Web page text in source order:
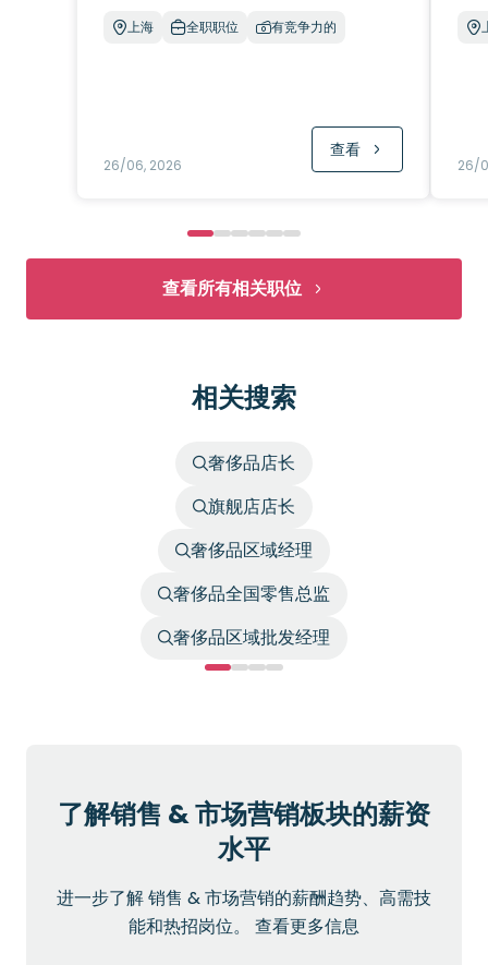
上海 全职职位 有竞争力的
26/06, 2026
查看
26/
查看所有相关职位
相关搜索
奢侈品店长
旗舰店店长
奢侈品区域经理
奢侈品全国零售总监
奢侈品区域批发经理
了解销售 & 市场营销板块的薪资
水平
进一步了解 销售 & 市场营销的薪酬趋势、高需技
能和热招岗位。 查看更多信息